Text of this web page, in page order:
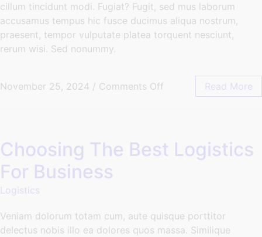
cillum tincidunt modi. Fugiat? Fugit, sed mus laborum
accusamus tempus hic fusce ducimus aliqua nostrum,
praesent, tempor vulputate platea torquent nesciunt,
rerum wisi. Sed nonummy.
November 25, 2024 / Comments Off Read More
Choosing The Best Logistics
For Business
Logistics
Veniam dolorum totam cum, aute quisque porttitor
delectus nobis illo ea dolores quos massa. Similique